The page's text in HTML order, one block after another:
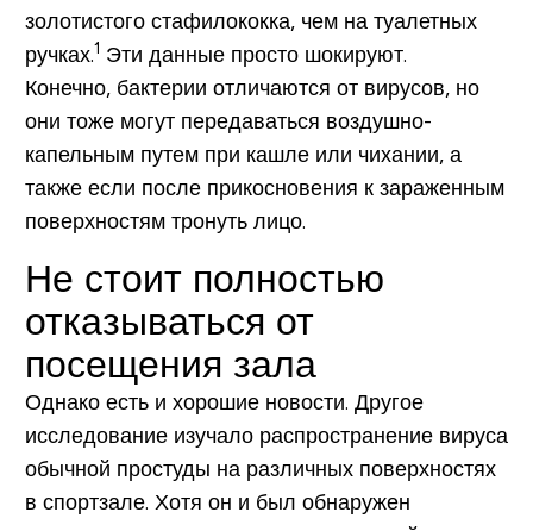
золотистого стафилококка, чем на туалетных
ручках.1 Эти данные просто шокируют.
Конечно, бактерии отличаются от вирусов, но
они тоже могут передаваться воздушно-
капельным путем при кашле или чихании, а
также если после прикосновения к зараженным
поверхностям тронуть лицо.
Не стоит полностью
отказываться от
посещения зала
Однако есть и хорошие новости. Другое
исследование изучало распространение вируса
обычной простуды на различных поверхностях
в спортзале. Хотя он и был обнаружен